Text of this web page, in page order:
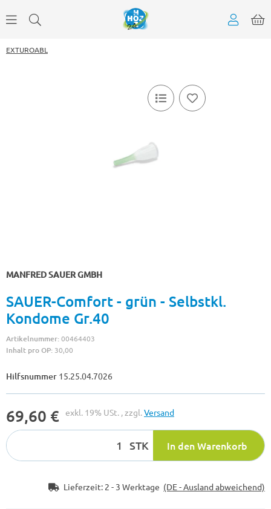
EXTUROABL
MANFRED SAUER GMBH
SAUER-Comfort - grün - Selbstkl.
Kondome Gr.40
Artikelnummer:00464403
Inhalt pro OP: 30,00
Hilfsnummer 15.25.04.7026
69,60 € exkl. 19% USt. , zzgl.Versand
STK In den Warenkorb
Lieferzeit: 2 - 3 Werktage (DE - Ausland abweichend)